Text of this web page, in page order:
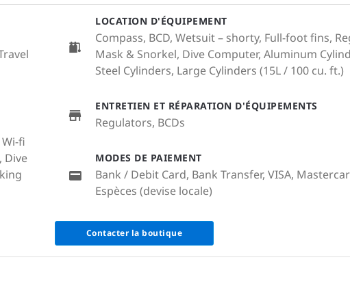
fi
Dive
LOCATION D'ÉQUIPEMENT
Compass, BCD, Wetsuit – shorty, Full-foot fins,
Mask & Snorkel, Dive Computer, Aluminum
Steel Cylinders, Large Cylinders (15L / 100 cu. ft.)
ENTRETIEN ET RÉPARATION D'ÉQUIPEMENTS
Regulators, BCDs
MODES DE PAIEMENT
Bank / Debit Card, Bank Transfer, VISA,
Espèces (devise locale)
Contacter la boutique